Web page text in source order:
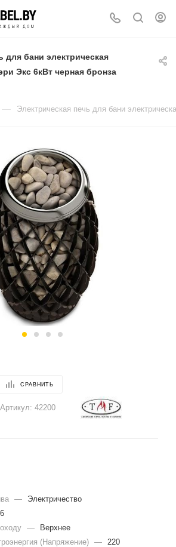
для бани электрическая
Экс 6кВт черная бронза
— Электрическая печь для бани
СРАВНИТЬ
Артикул: 42200
—
Электричество
6
—
Верхнее
(Напряжение) —
220